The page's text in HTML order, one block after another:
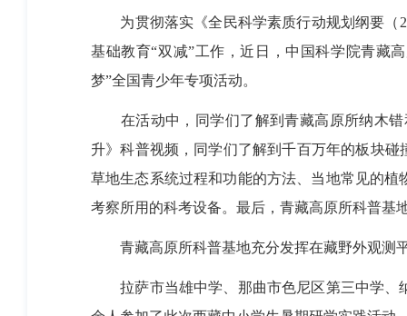
为贯彻落实《全民科学素质行动规划纲要（
基础教育“双减”工作，近日，中国科学院青藏
梦”全国青少年专项活动。
在活动中，同学们了解到青藏高原所纳木
升》科普视频，同学们了解到千百万年的板块
草地生态系统过程和功能的方法、当地常见的
考察所用的科考设备。最后，青藏高原所科普基
青藏高原所科普基地充分发挥在藏野外观测
拉萨市当雄中学、那曲市色尼区第三中学